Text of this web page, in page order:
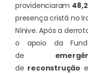
providenciaram
presença cristã no
Nínive. Após a
o apoio da
de
de reconstrução e